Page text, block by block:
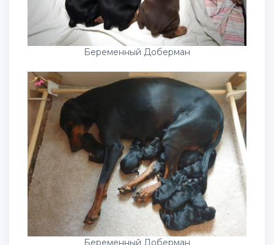
Беременный Доберман
Беременный Доберман